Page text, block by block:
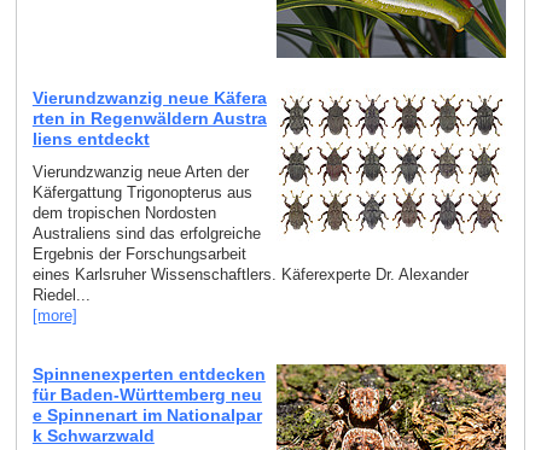
Vierundzwanzig neue Käfera
rten in Regenwäldern Austra
liens entdeckt
Vierundzwanzig neue Arten der
Käfergattung Trigonopterus aus
dem tropischen Nordosten
Australiens sind das erfolgreiche
Ergebnis der Forschungsarbeit
eines Karlsruher Wissenschaftlers. Käferexperte Dr. Alexander
Riedel...
[more]
Spinnenexperten entdecken
für Baden-Württemberg neu
e Spinnenart im Nationalpar
k Schwarzwald